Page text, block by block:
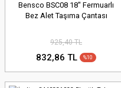
Bensco BSC08 18'' Fermuarlı
Bez Alet Taşıma Çantası
925,40 TL
832,86 TL %10